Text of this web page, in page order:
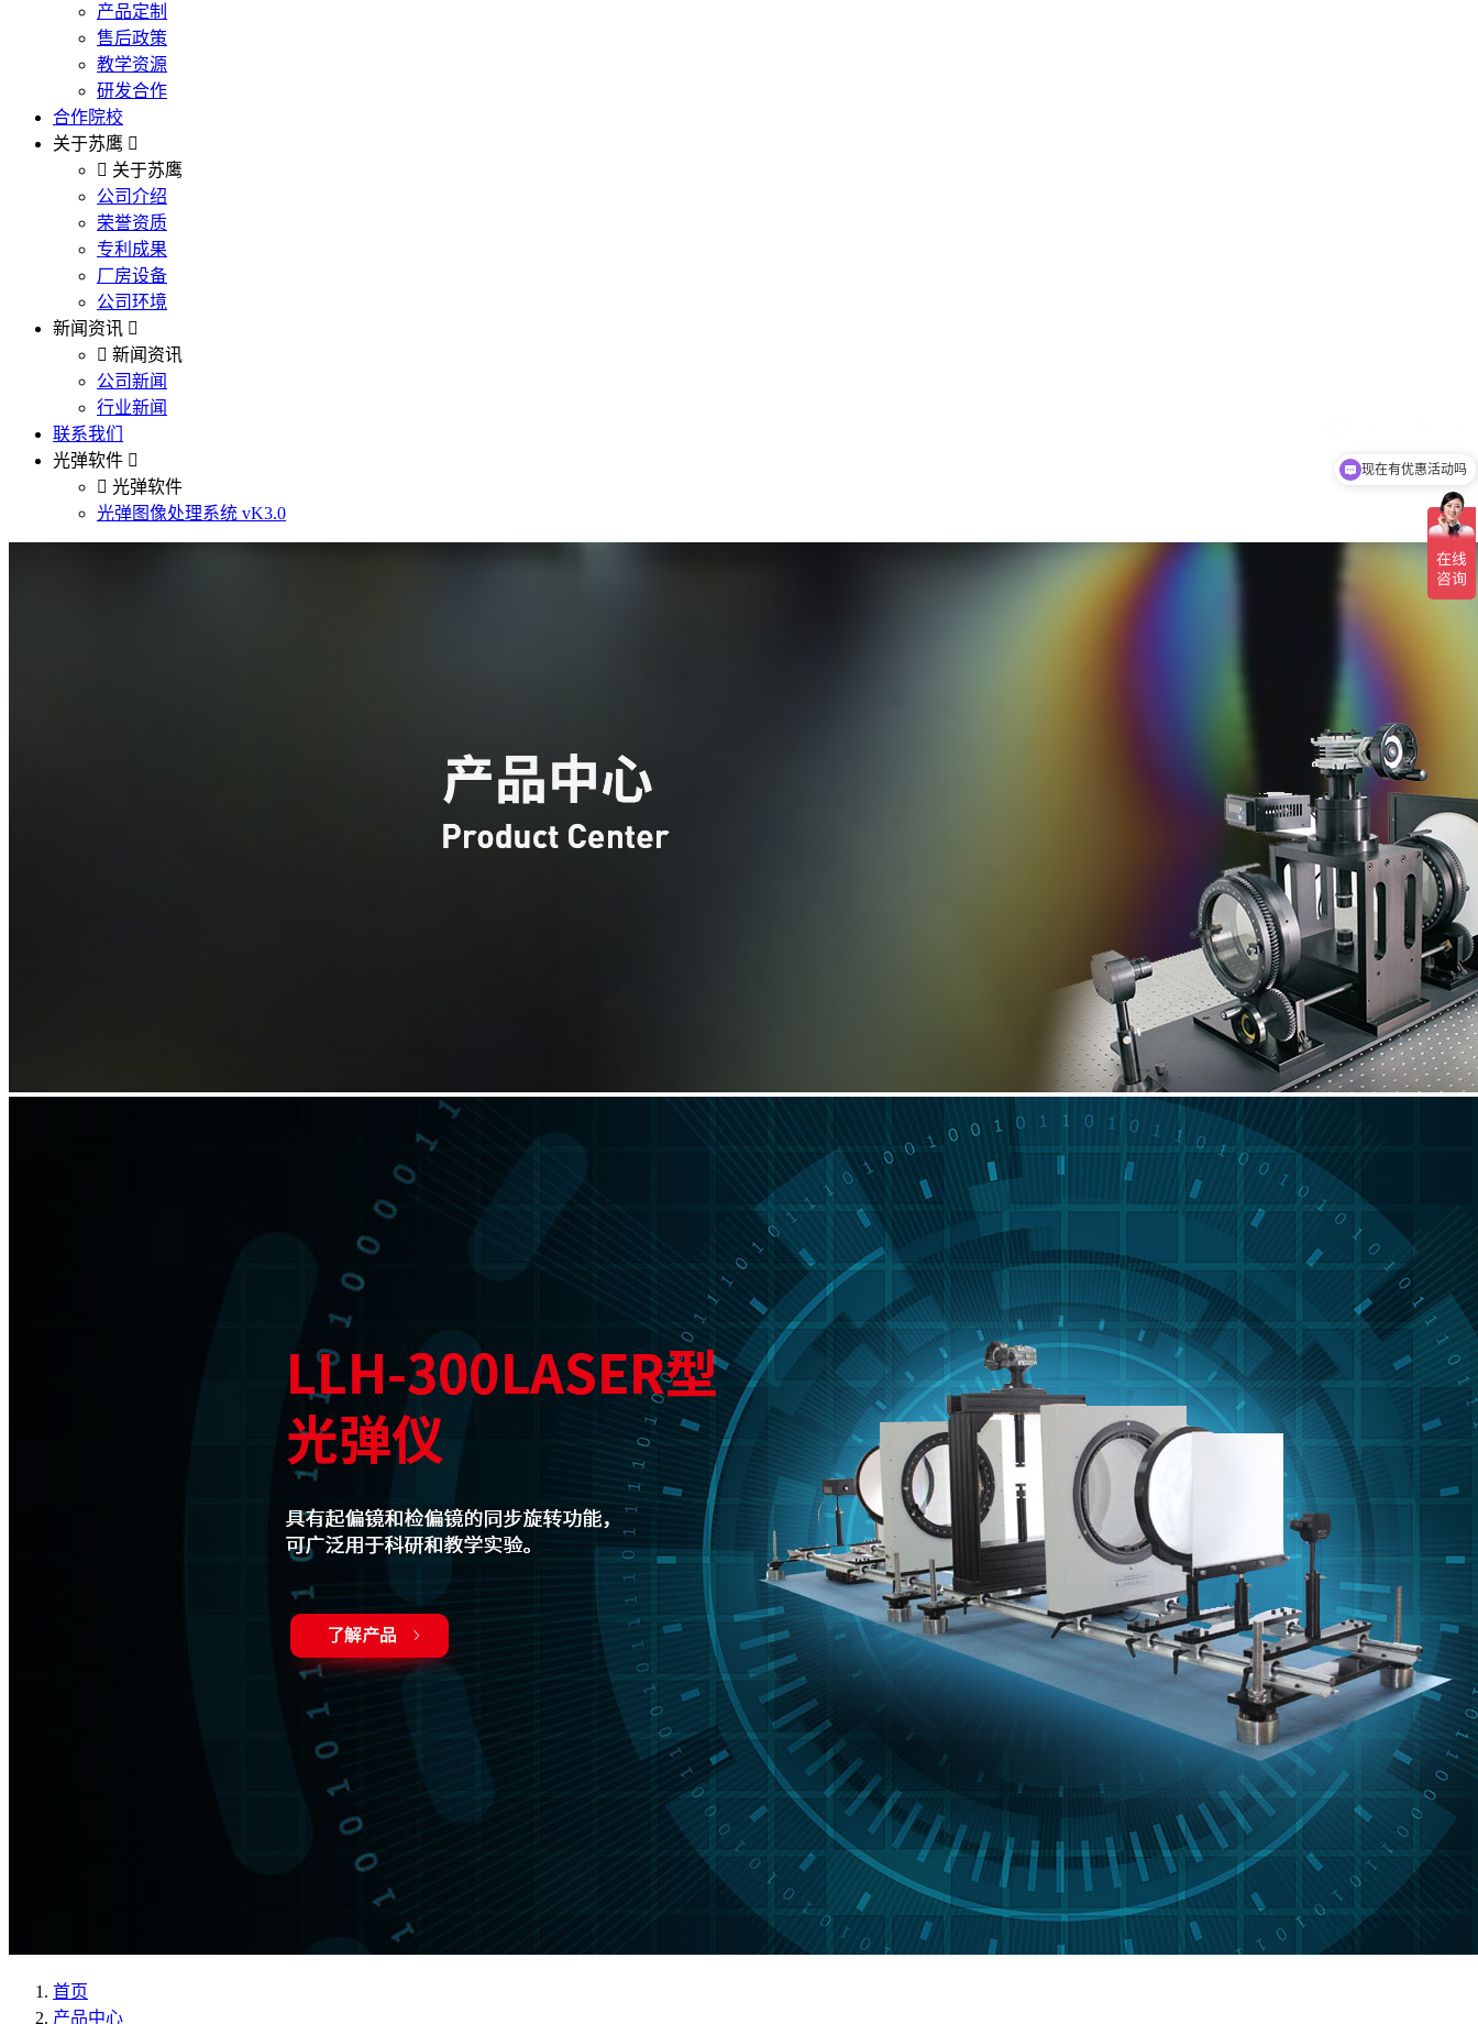
产品定制
售后政策
教学资源
研发合作
合作院校
关于苏鹰
关于苏鹰
公司介绍
荣誉资质
专利成果
厂房设备
公司环境
新闻资讯
新闻资讯
公司新闻
行业新闻
联系我们
光弹软件
光弹软件
光弹图像处理系统 vK3.0
首页
产品中心
现在有优惠活动吗